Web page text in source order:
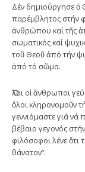
Δέν δημιούργησε ὁ
παρέμβλητος στήν
ἀνθρώπου καί τῆς
σωματικός καί
τοῦ Θεοῦ ἀπό τήν
ἀπό τό σῶμα.
Ὅλοι οἱ ἄνθρωποι
ὅλοι κληρονομοῦν
γεννιόμαστε γιά νά
βέβαιο γεγονός
φιλόσοφοι λένε ὅτι
θάνατον”.